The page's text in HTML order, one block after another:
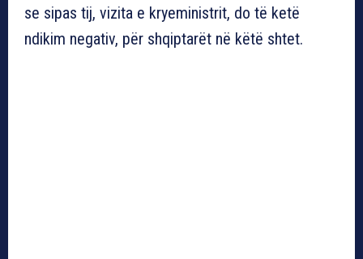
se sipas tij, vizita e kryeministrit, do të ketë
ndikim negativ, për shqiptarët në këtë shtet.